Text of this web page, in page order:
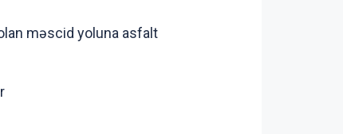
məscid yoluna asfalt